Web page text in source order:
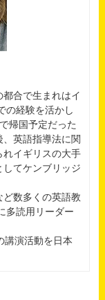
合で生まれはイ
の経験を活かし
帰国予定だった
英語指導法に関
イギリスの大手
てケンブリッジ
数多くの英語教
多読用リーダー
講演活動を日本